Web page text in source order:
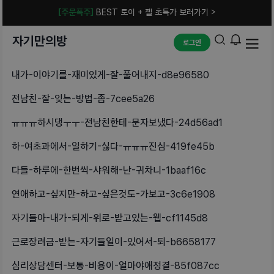
[주문폭주] BEST 토이 + 젤 초특가 보러가기 >
자기만의방 로그인
내가-이야기를-재미있게-잘-풀어내지-d8e96580
전남친-잘-잊는-방법-좀-7cee5a26
ㅠㅠㅠ하시댕ㅜㅜ-전남친한테-문자보냈다-24d56ad1
하-여초과에서-일하기-싫다-ㅠㅠㅠ진심-419fe45b
다들-하루에-한번씩-샤워해-난-귀차니-1baaf16c
연애하고-싶지만-하고-싶은것도-가보고-3c6e1908
자기들아-내가-되게-위로-받고있는-웹-cf1145d8
근로장려금-받는-자기들일이-있어서-퇴-b6658177
심리상담센터-보통-비용이-얼마야애정결-85f087cc